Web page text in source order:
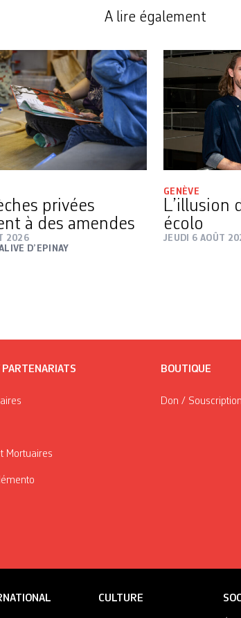
A lire également
privées
à des amendes
2026
D’EPINAY
GENÈVE
L’illusion
écolo
JEUDI 6 AOÛT
Mortuaires
BOUTIQUE
Don / Souscription
CULTURE